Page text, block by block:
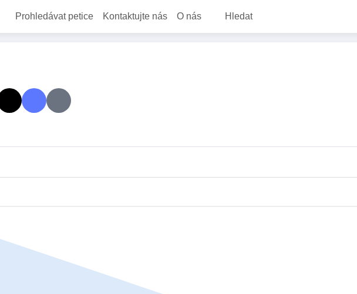
Prohledávat petice Kontaktujte nás O nás Hledat